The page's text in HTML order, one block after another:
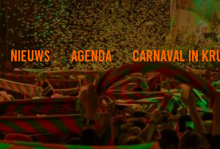
Nieuws Agenda Carnaval in